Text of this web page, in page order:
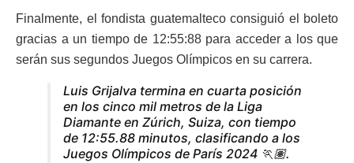
Finalmente, el fondista guatemalteco consiguió el boleto
gracias a un tiempo de 12:55:88 para acceder a los que
serán sus segundos Juegos Olímpicos en su carrera.
Luis Grijalva termina en cuarta posición
en los cinco mil metros de la Liga
Diamante en Zúrich, Suiza, con tiempo
de 12:55.88 minutos, clasificando a los
Juegos Olímpicos de París 2024 🏃🏽.